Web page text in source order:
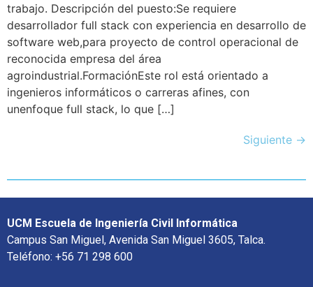
trabajo. Descripción del puesto:Se requiere
desarrollador full stack con experiencia en desarrollo de
software web,para proyecto de control operacional de
reconocida empresa del área
agroindustrial.FormaciónEste rol está orientado a
ingenieros informáticos o carreras afines, con
unenfoque full stack, lo que […]
Siguiente →
UCM Escuela de Ingeniería Civil Informática
Campus San Miguel, Avenida San Miguel 3605, Talca.
Teléfono: +56 71 298 600